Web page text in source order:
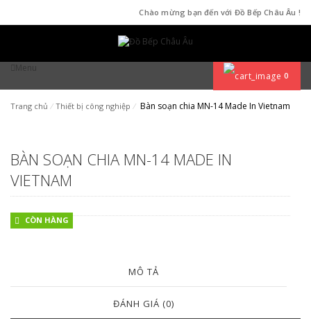
Chào mừng bạn đến với Đồ Bếp Châu Âu !
0
Menu
Trang chủ ⁄ Thiết bị công nghiệp ⁄ Bàn soạn chia MN-14 Made In Vietnam
BÀN SOẠN CHIA MN-14 MADE IN
VIETNAM
CÒN HÀNG
MÔ TẢ
ĐÁNH GIÁ (0)